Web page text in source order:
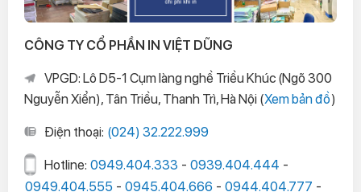
CÔNG TY CỔ PHẦN IN VIỆT DŨNG
VPGD: Lô D5-1 Cụm làng nghề Triều Khúc (Ngõ 300
Nguyễn Xiển), Tân Triều, Thanh Trì, Hà Nội (Xem bản đồ)
Điện thoại: (024) 32.222.999
Hotline: 0949.404.333 - 0939.404.444 -
0949.404.555 - 0945.404.666 - 0944.404.777 -